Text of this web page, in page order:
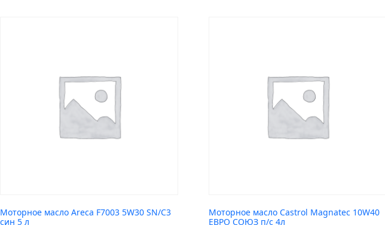
Моторное масло Areca F7003 5W30 SN/C3
син 5 л
Моторное масло Castrol Magnatec 10W40
ЕВРО СОЮЗ п/с 4л